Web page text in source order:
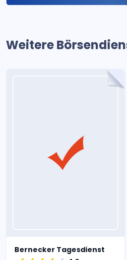
Weitere
Bernecker Tagesdienst